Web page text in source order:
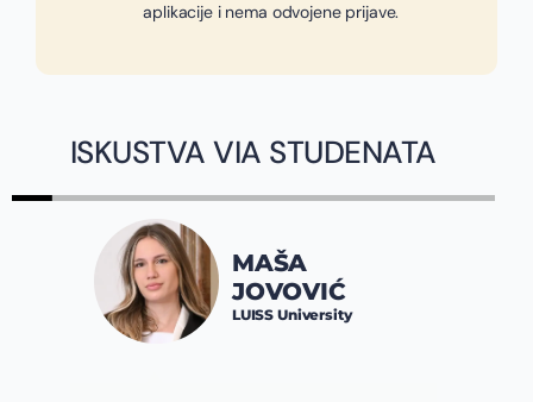
aplikacije i nema odvojene prijave.
ISKUSTVA VIA STUDENATA
MAŠA
JOVOVIĆ
LUISS University